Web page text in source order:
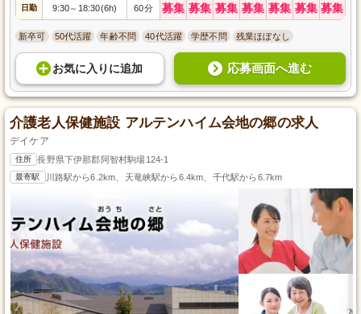
日勤 9:30～ 18:30(6h) 60分 募集 募集 募集 募集 募集 募集 募集
新卒可 50代活躍 年齢不問 40代活躍 学歴不問 残業ほぼなし
お気に入り に追加 応募画面へ進む
介護老人保健施設 アルテンハイム会地の郷の求人
デイケア
住所 長野県下伊那郡阿智村駒場124-1
最寄駅 川路駅から6.2km、天竜峡駅から6.4km、千代駅から6.7km